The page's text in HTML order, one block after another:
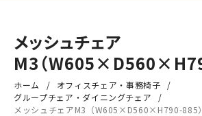
メッシュチェア
M3（
ホーム
オフィスチェア・事務椅子
グループチェア・ダイニングチェア
メッシュチェアM3（W605×D560×H790-885）